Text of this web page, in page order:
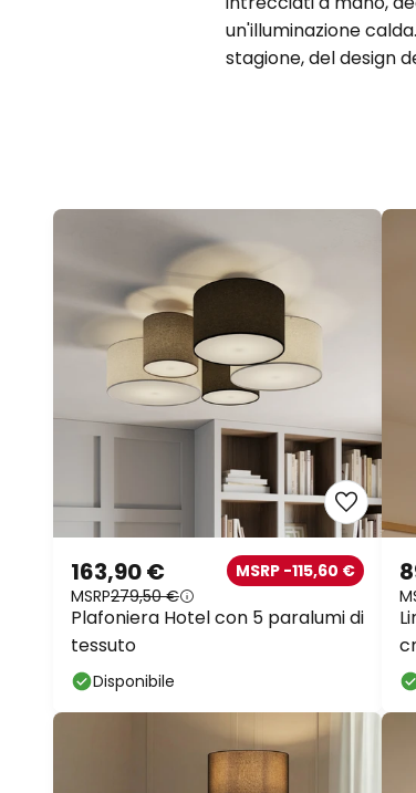
un'illuminazione
stagione, del design
163,90 €
MSRP279,50 €
MSRP -115,60 €
Plafoniera Hotel con 5 paralumi di
tessuto
Disponibile